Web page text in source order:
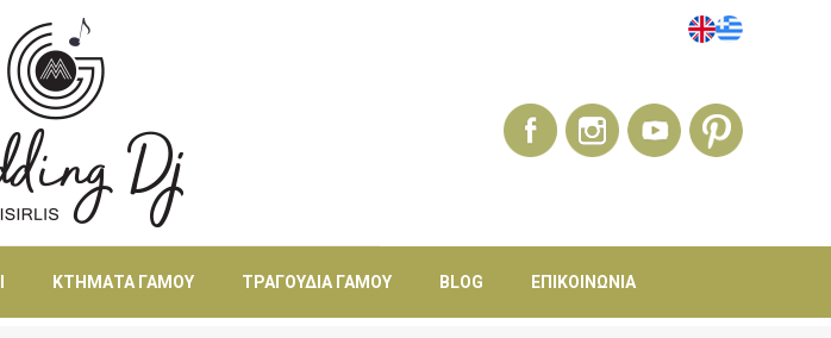
ΚΤΉΜΑΤΑ ΓΆΜΟΥ ΤΡΑΓΟΎΔΙΑ ΓΆΜΟΥ BLOG ΕΠΙΚΟΙΝΩΝΊΑ